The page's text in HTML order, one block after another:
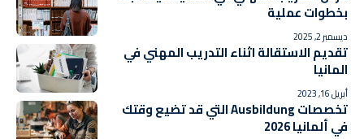
بخطوات عملية
ديسمبر 2, 2025
تقديم الاستقالة اثناء التدريب المهني في
المانيا
أبريل 16, 2023
تخصصات Ausbildung التي قد تضيع وقتك
في ألمانيا 2026